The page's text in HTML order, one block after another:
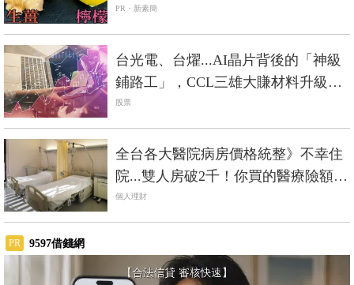
PR・新素簡
台光電、台燿...AI晶片背後的「神級
鋪路工」，CCL三雄大賺材料升級趨
勢財
股票
全台各大醫院病房價格統整》不幸住
院...雙人房破2千！你買的醫療險額度
夠賠嗎？
個人理財
PR 9597借錢網